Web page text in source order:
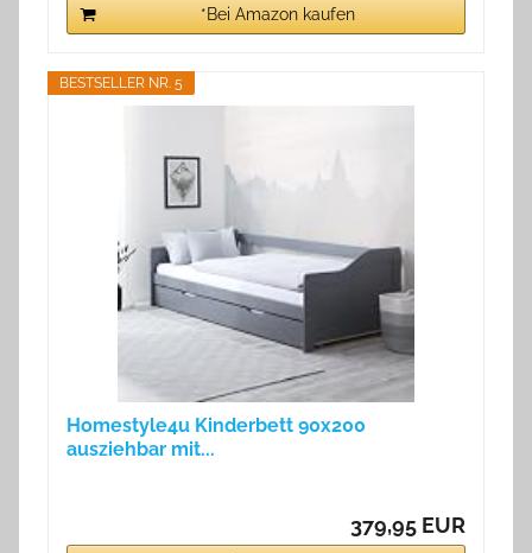
*Bei Amazon kaufen
BESTSELLER NR. 5
Homestyle4u Kinderbett 90x200
ausziehbar mit...
379,95 EUR